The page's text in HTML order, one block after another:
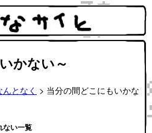
かない～
んとなく > 当分の間どこにもいかな
ない一覧